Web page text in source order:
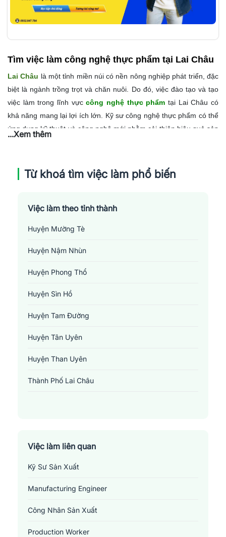
Tìm việc làm công nghệ thực phẩm tại Lai Châu
Lai Châu là một tỉnh miền núi có nền nông nghiệp phát triển, đặc
biệt là ngành trồng trọt và chăn nuôi. Do đó, việc đào tạo và tạo
việc làm trong lĩnh vựccông nghệ thực phẩm tại Lai Châu có
khả năng mang lại lợi ích lớn. Kỹ sư công nghệ thực phẩm có thể
ứng dụng kỹ thuật và công nghệ mới nhằm cải thiện hiệu quả sản
công nghệ thực phẩm cũng contribut vào sự phát triển của nền
kinh tế địa phương và tạo ra nhiều việc làm cho cộng đồng. Tuy
phẩm tại Lai Châu vẫn còn thấp, cần có sự tư duy chiến lược và
Việc làm công nghệ thực phẩm tại Lai Châu
nghệ thực phẩm tại Lai Châu
Production Worker: Công nhân sản xuất là những người trực
việc trong một dây chuyền sản xuất hoặc máy móc đồng loạt để
tạo ra các sản phẩm. Công việc của họ bao gồm việc đảm bảo
...Xem thêm
Từ khoá tìm việc làm phổ biến
Việc làm theo tỉnh thành
Huyện Mường Tè
Huyện Nậm Nhùn
Huyện Phong Thổ
Huyện Sìn Hồ
Huyện Tam Đường
Huyện Tân Uyên
Huyện Than Uyên
Thành Phố Lai Châu
Việc làm liên quan
Kỹ Sư Sản Xuất
Manufacturing Engineer
Công Nhân Sản Xuất
Production Worker